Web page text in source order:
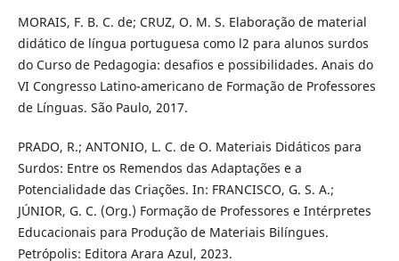
MORAIS, F. B. C. de; CRUZ, O. M. S. Elaboração de material
didático de língua portuguesa como l2 para alunos surdos
do Curso de Pedagogia: desafios e possibilidades. Anais do
VI Congresso Latino-americano de Formação de Professores
de Línguas. São Paulo, 2017.
PRADO, R.; ANTONIO, L. C. de O. Materiais Didáticos para
Surdos: Entre os Remendos das Adaptações e a
Potencialidade das Criações. In: FRANCISCO, G. S. A.;
JÚNIOR, G. C. (Org.) Formação de Professores e Intérpretes
Educacionais para Produção de Materiais Bilíngues.
Petrópolis: Editora Arara Azul, 2023.